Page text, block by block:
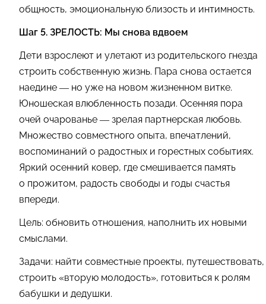
общность, эмоциональную близость и интимность.
Шаг 5. ЗРЕЛОСТЬ: Мы снова вдвоем
Дети взрослеют и улетают из родительского гнезда
строить собственную жизнь. Пара снова остается
наедине — но уже на новом жизненном витке.
Юношеская влюбленность позади. Осенняя пора
очей очарованье — зрелая партнерская любовь.
Множество совместного опыта, впечатлений,
воспоминаний о радостных и горестных событиях.
Яркий осенний ковер, где смешивается память
о прожитом, радость свободы и годы счастья
впереди.
Цель: обновить отношения, наполнить их новыми
смыслами.
Задачи: найти совместные проекты, путешествовать,
строить «вторую молодость», готовиться к ролям
бабушки и дедушки.